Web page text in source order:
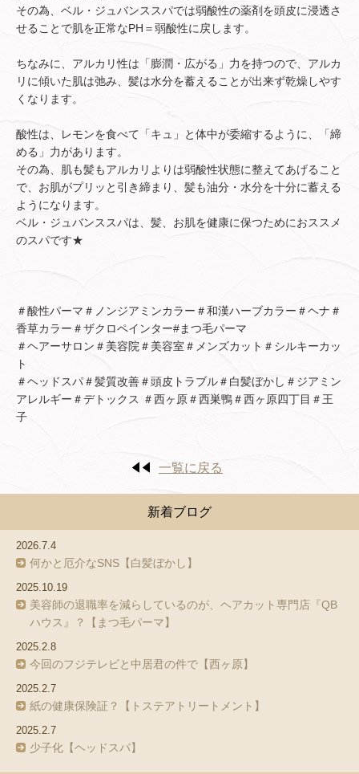
その為、ベル・ジュバンススパでは弱酸性の薬剤を頭皮に浸透さ
せることで肌を正常なPH＝弱酸性に戻します。
ちなみに、アルカリ性は「膨潤・広がる」力を持つので、アルカ
リに傾いた肌は弛み、髪は水分を蓄えることが出来ず乾燥しやす
くなります。
酸性は、レモンを食べて「キュ」と体中が委縮するように、「締
める」力があります。
その為、肌も髪もアルカリよりは弱酸性状態に整えてあげること
で、お肌がプリッと引き締まり、髪も油分・水分を十分に蓄える
ようになります。
ベル・ジュバンススパは、髪、お肌を健康に保つためにおススメ
のスパです★
＃酸性パーマ＃ノンジアミンカラー＃和漢ハーブカラー＃ヘナ＃
香草カラー＃ザクロペインター#まつ毛パーマ
＃ヘアーサロン＃美容院＃美容室＃メンズカット＃シルキーカッ
ト
＃ヘッドスパ＃髪質改善＃頭皮トラブル＃白髪ぼかし＃ジアミン
アレルギー＃デトックス ＃西ヶ原＃西巣鴨＃西ヶ原四丁目＃王
子
一覧に戻る
新着ブログ
2026.7.4
何かと厄介なSNS【白髪ぼかし】
2025.10.19
美容師の退職率を減らしているのが、ヘアカット専門店『QB
ハウス』？【まつ毛パーマ】
2025.2.8
今回のフジテレビと中居君の件で【西ヶ原】
2025.2.7
紙の健康保険証？【トステアトリートメント】
2025.2.7
少子化【ヘッドスパ】